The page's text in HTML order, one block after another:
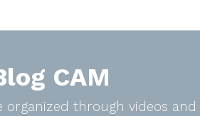
CAM
organized through videos